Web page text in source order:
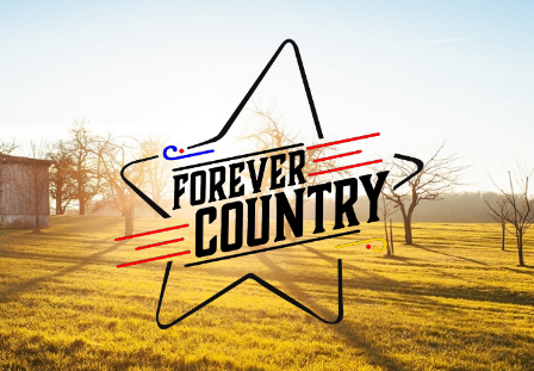
Forever
Country